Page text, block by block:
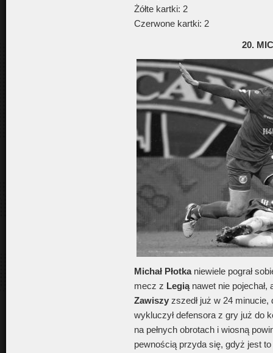
Żółte kartki: 2
Czerwone kartki: 2
20.
Michał Płotkaniewiele pograł
mecz z Legiąnawet nie pojechał,
Zawiszy zszedł już w 24
wykluczył defensora z gry już do
na pełnych obrotach i wiosną
pewnością przyda się, gdyż jest